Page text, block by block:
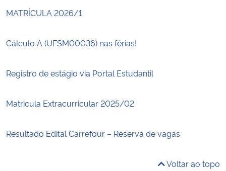
MATRÍCULA 2026/1
Cálculo A (UFSM00036) nas férias!
Registro de estágio via Portal Estudantil
Matricula Extracurricular 2025/02
Resultado Edital Carrefour – Reserva de vagas
Voltar ao topo